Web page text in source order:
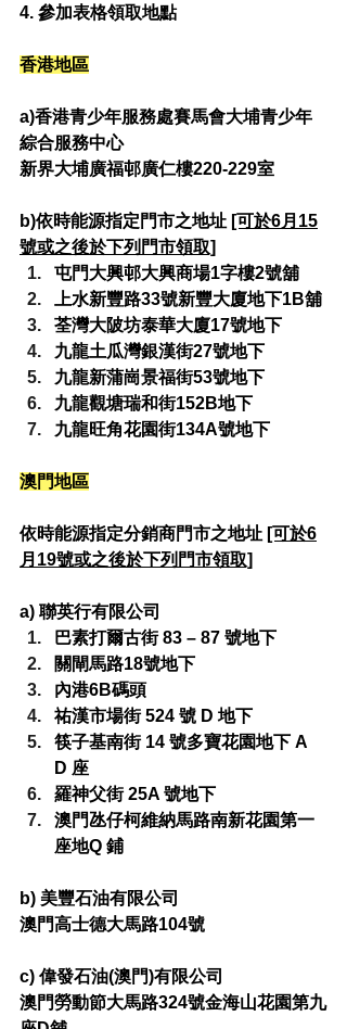
4. 參加表格領取地點
香港地區
a)香港青少年服務處賽馬會大埔青少年
綜合服務中心
新界大埔廣福邨廣仁樓220-229室
b)依時能源指定門市之地址 [可於6月15
號或之後於下列門市領取]
屯門大興邨大興商場1字樓2號舖
上水新豐路33號新豐大廈地下1B舖
荃灣大陂坊泰華大廈17號地下
九龍土瓜灣銀漢街27號地下
九龍新蒲崗景福街53號地下
九龍觀塘瑞和街152B地下
九龍旺角花園街134A號地下
澳門地區
依時能源指定分銷商門市之地址 [可於6
月19號或之後於下列門市領取]
a) 聯英行有限公司
巴素打爾古街 83 – 87 號地下
關閘馬路18號地下
內港6B碼頭
祐漢市場街 524 號 D 地下
筷子基南街 14 號多寶花園地下 A
D 座
羅神父街 25A 號地下
澳門氹仔柯維納馬路南新花園第一
座地Q 鋪
b) 美豐石油有限公司
澳門高士德大馬路104號
c) 偉發石油(澳門)有限公司
澳門勞動節大馬路324號金海山花園第九